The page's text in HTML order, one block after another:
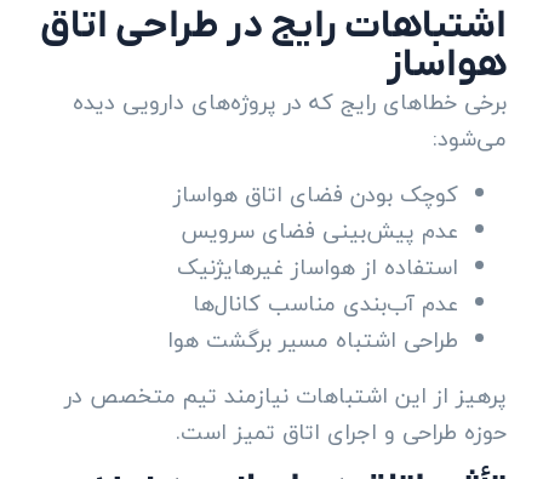
اشتباهات رایج در طراحی اتاق
هواساز
برخی خطاهای رایج که در پروژه‌های دارویی دیده
می‌شود:
کوچک بودن فضای اتاق هواساز
عدم پیش‌بینی فضای سرویس
استفاده از هواساز غیرهایژنیک
عدم آب‌بندی مناسب کانال‌ها
طراحی اشتباه مسیر برگشت هوا
پرهیز از این اشتباهات نیازمند تیم متخصص در
حوزه طراحی و اجرای اتاق تمیز است.